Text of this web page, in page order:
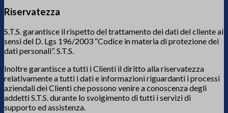
Riservatezza
S.T.S. garantisce il rispetto del trattamento dei dati del cliente ai
sensi del D. Lgs 196/2003 “Codice in materia di protezione dei
dati personali”. S.T.S.
Inoltre garantisce a tutti i Clienti il diritto alla riservatezza
relativamente a tutti i dati e informazioni riguardanti i processi
aziendali dei Clienti che possono venire a conoscenza degli
addetti S.T.S. durante lo svolgimento di tutti i servizi di
supporto ed assistenza.